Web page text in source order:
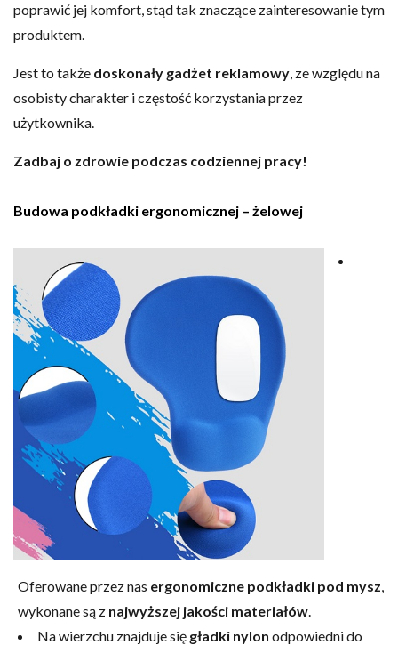
poprawić jej komfort, stąd tak znaczące zainteresowanie tym
produktem.
Jest to także doskonały gadżet reklamowy, ze względu na
osobisty charakter i częstość korzystania przez
użytkownika.
Zadbaj o zdrowie podczas codziennej pracy!
Budowa podkładki ergonomicznej – żelowej
Oferowane przez nas ergonomiczne podkładki pod mysz,
wykonane są z najwyższej jakości materiałów.
Na wierzchu znajduje się gładki nylon odpowiedni do